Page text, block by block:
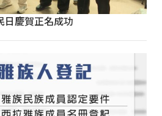
日慶賀正名成功